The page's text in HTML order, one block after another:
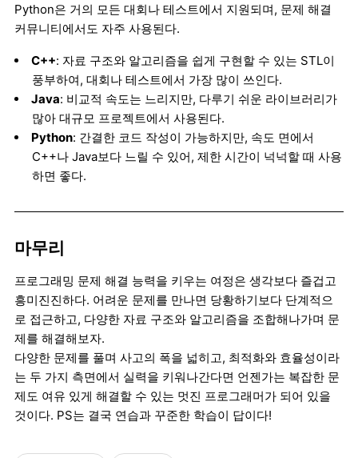
Python은 거의 모든 대회나 테스트에서 지원되며, 문제 해결
커뮤니티에서도 자주 사용된다.
C++: 자료 구조와 알고리즘을 쉽게 구현할 수 있는 STL이
풍부하여, 대회나 테스트에서 가장 많이 쓰인다.
Java: 비교적 속도는 느리지만, 다루기 쉬운 라이브러리가
많아 대규모 프로젝트에서 사용된다.
Python: 간결한 코드 작성이 가능하지만, 속도 면에서
C++나 Java보다 느릴 수 있어, 제한 시간이 넉넉할 때 사용
하면 좋다.
마무리
프로그래밍 문제 해결 능력을 키우는 여정은 생각보다 즐겁고
흥미진진하다. 어려운 문제를 만나면 당황하기보다 단계적으
로 접근하고, 다양한 자료 구조와 알고리즘을 조합해나가며 문
제를 해결해보자.
다양한 문제를 풀며 사고의 폭을 넓히고, 최적화와 효율성이라
는 두 가지 측면에서 실력을 키워나간다면 언젠가는 복잡한 문
제도 여유 있게 해결할 수 있는 멋진 프로그래머가 되어 있을
것이다. PS는 결국 연습과 꾸준한 학습이 답이다!